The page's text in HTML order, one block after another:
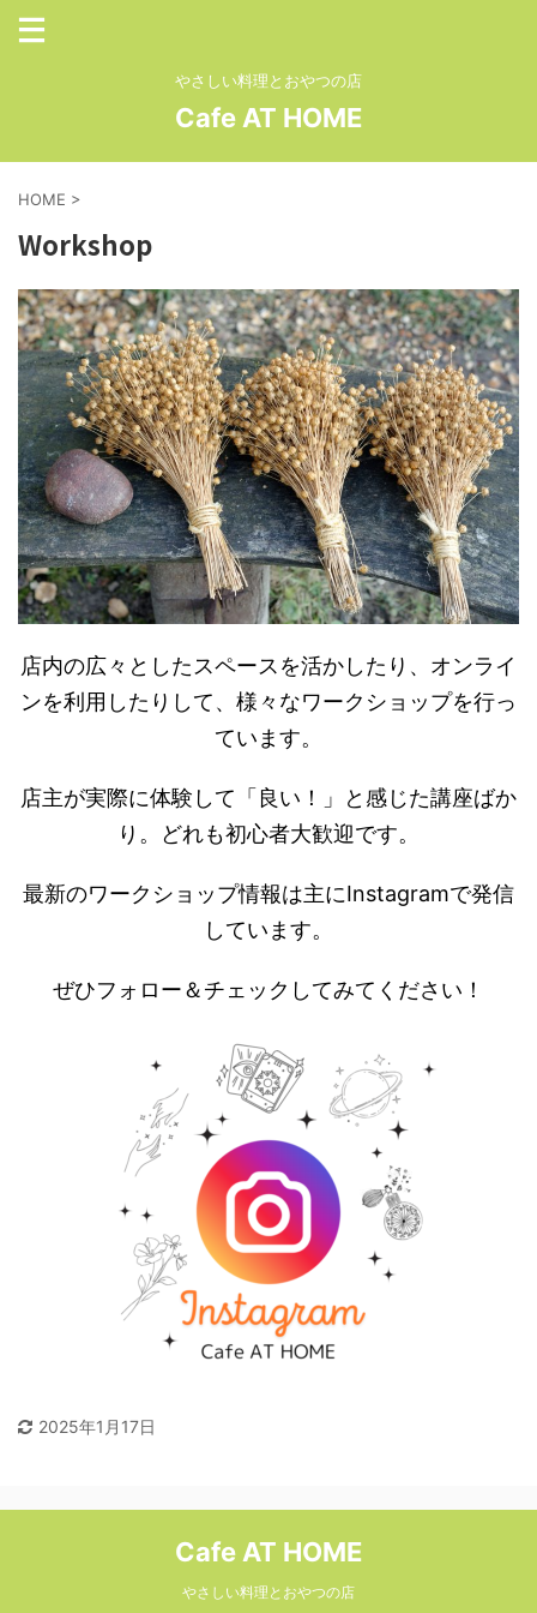
やさしい料理とおやつの店
Cafe AT HOME
HOME >
Workshop
店内の広々としたスペースを活かしたり、オンライ
ンを利用したりして、様々なワークショップを行っ
ています。
店主が実際に体験して「良い！」と感じた講座ばか
り。どれも初心者大歓迎です。
最新のワークショップ情報は主にInstagramで発信
しています。
ぜひフォロー＆チェックしてみてください！
2025年1月17日
Cafe AT HOME
やさしい料理とおやつの店